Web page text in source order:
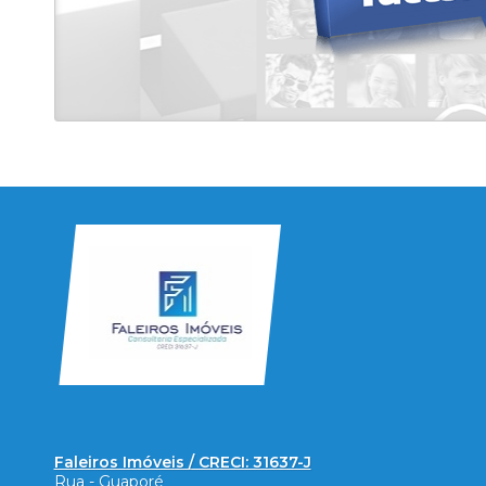
Faleiros Imóveis / CRECI: 31637-J
Rua - Guaporé